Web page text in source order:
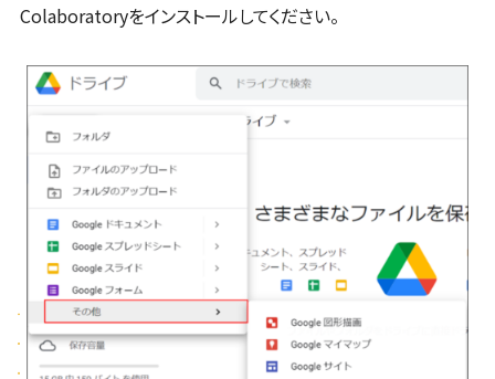
Colaboratoryをインストールしてください。